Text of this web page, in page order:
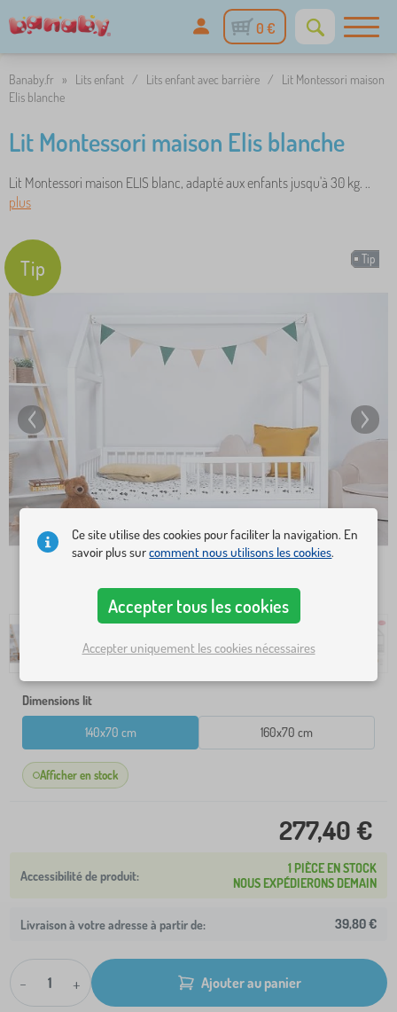
0 €
Banaby.fr » Lits enfant / Lits enfant avec barrière /
Lit Montessori maison
Elis blanche
Lit Montessori maison Elis blanche
Lit Montessori maison ELIS blanc, adapté aux enfants jusqu'à 30 kg. ..
plus
Tip
Tip
Dimensions lit
140x70 cm 160x70 cm
Afficher en stock
277,40 €
1 PIÈCE EN STOCK
NOUS EXPÉDIERONS DEMAIN
Livraison à votre adresse à partir de: 39,80 €
- + Ajouter au panier
Ce site utilise des cookies pour faciliter la navigation. En
savoir plus surcomment nous utilisons les cookies.
Accepter tous les cookies
Accepter uniquement les cookies nécessaires